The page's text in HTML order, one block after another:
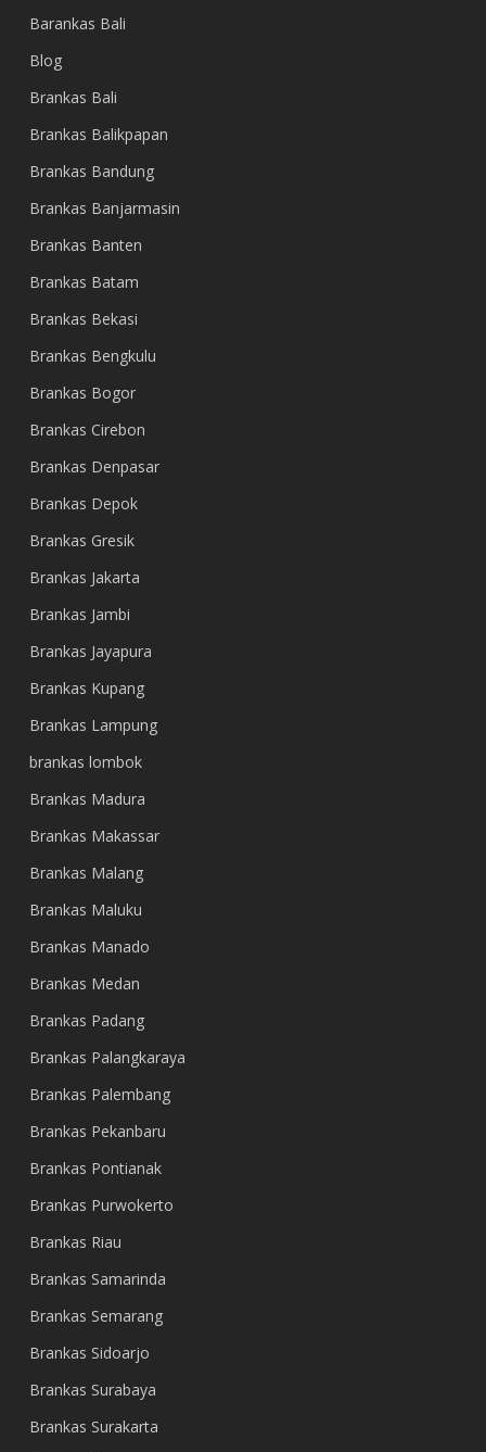
Barankas Bali
Blog
Brankas Bali
Brankas Balikpapan
Brankas Bandung
Brankas Banjarmasin
Brankas Banten
Brankas Batam
Brankas Bekasi
Brankas Bengkulu
Brankas Bogor
Brankas Cirebon
Brankas Denpasar
Brankas Depok
Brankas Gresik
Brankas Jakarta
Brankas Jambi
Brankas Jayapura
Brankas Kupang
Brankas Lampung
brankas lombok
Brankas Madura
Brankas Makassar
Brankas Malang
Brankas Maluku
Brankas Manado
Brankas Medan
Brankas Padang
Brankas Palangkaraya
Brankas Palembang
Brankas Pekanbaru
Brankas Pontianak
Brankas Purwokerto
Brankas Riau
Brankas Samarinda
Brankas Semarang
Brankas Sidoarjo
Brankas Surabaya
Brankas Surakarta